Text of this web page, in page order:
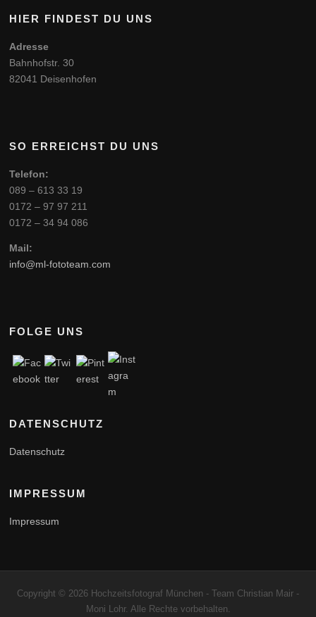
HIER FINDEST DU UNS
Adresse
Bahnhofstr. 30
82041 Deisenhofen
SO ERREICHST DU UNS
Telefon:
089 – 613 33 19
0172 – 97 97 211
0172 – 34 94 086
Mail:
info@ml-fototeam.com
FOLGE UNS
DATENSCHUTZ
Datenschutz
IMPRESSUM
Impressum
Copyright © 2026 Hochzeitsfotograf München - Team Christian Mair -
Moni Lohr. Alle Rechte vorbehalten.